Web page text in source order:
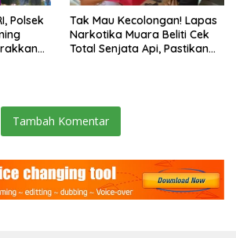
Polsek
Tak Mau Kecolongan! Lapas
Narkotika Muara Beliti Cek
Total Senjata Api, Pastikan
Tambah Komentar